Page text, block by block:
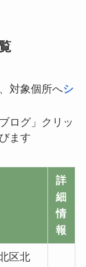
対象個所へシ
ログ」クリッ
ます
詳
細
情
報
区北